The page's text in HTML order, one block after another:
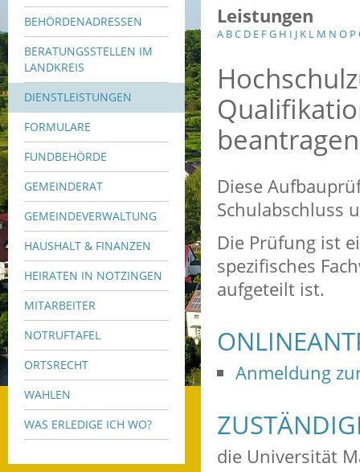
BEHÖRDENADRESSEN
BERATUNGSSTELLEN IM
LANDKREIS
DIENSTLEISTUNGEN
FORMULARE
FUNDBEHÖRDE
GEMEINDERAT
GEMEINDEVERWALTUNG
HAUSHALT & FINANZEN
HEIRATEN IN NOTZINGEN
MITARBEITER
NOTRUFTAFEL
ORTSRECHT
WAHLEN
WAS ERLEDIGE ICH WO?
Leistungen
A BC D E FG H I J K L M N O P
Diese
Schulabschluss
Die Prüfung ist
spezifisches
aufgeteilt ist.
Anmeldung
die Universität